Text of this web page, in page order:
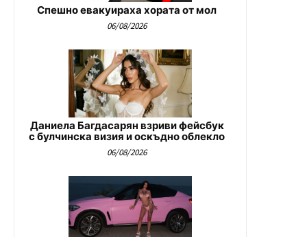
Спешно евакуираха хората от мол
06/08/2026
Даниела Багдасарян взриви фейсбук
с булчинска визия и оскъдно облекло
06/08/2026